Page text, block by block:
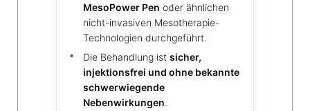
MesoPower Pen oder ähnlichen
nicht-invasiven Mesotherapie-
Technologien durchgeführt.
Die Behandlung ist sicher,
injektionsfrei und ohne bekannte
schwerwiegende
Nebenwirkungen.